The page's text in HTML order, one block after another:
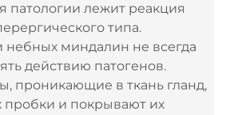
патологии лежит реакция
типа.
миндалин не всегда
действию патогенов.
проникающие в ткань гланд,
пробки и покрывают их